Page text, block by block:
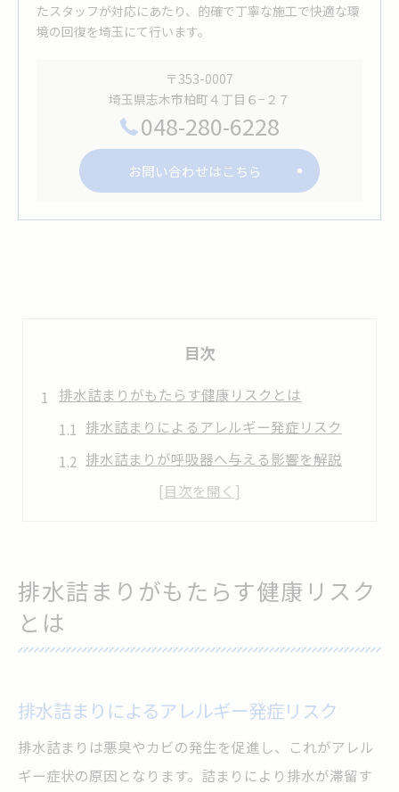
たスタッフが対応にあたり、的確で丁寧な施工で快適な環
境の回復を埼玉にて行います。
〒353-0007
埼玉県志木市柏町４丁目６−２７
048-280-6228
お問い合わせはこちら
目次
排水詰まりがもたらす健康リスクとは
排水詰まりによるアレルギー発症リスク
排水詰まりが呼吸器へ与える影響を解説
排水詰まりと健康被害の関係性に注目
排水詰まり対策で健康リスクを減らす方法
悪臭やカビの発生と排水詰まりの関連性
排水詰まりが悪臭の原因となる仕組み
排水詰まりと住まいの衛生環境の悪化
排水詰まり時に注意したい害虫の増加
排水詰まり防止が悪臭対策に有効な理由
排水詰まりがもたらす健康リスク
とは
排水詰まりによるアレルギー発症リスク
排水詰まりは悪臭やカビの発生を促進し、これがアレル
ギー症状の原因となります。詰まりにより排水が滞留す